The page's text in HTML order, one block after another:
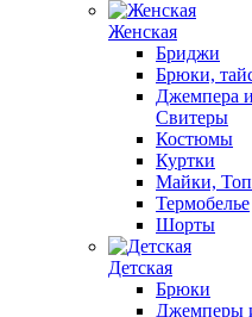
Женская
Бриджи
Брюки,
Джемпера и
Свитеры
Костюмы
Куртки
Майки,
Термобелье
Шорты
Детская
Брюки
Джемперы